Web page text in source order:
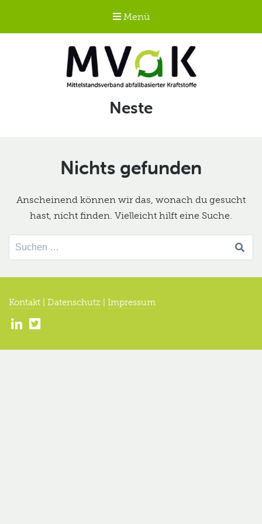
Menü
Mittelstandsverband
abfallbasierter
Schlagwort:
Neste
Nichts gefunden
Anscheinend können wir das, wonach du gesucht
hast, nicht finden. Vielleicht hilft eine Suche.
Suche
nach:
Kontakt Datenschutz Impressum